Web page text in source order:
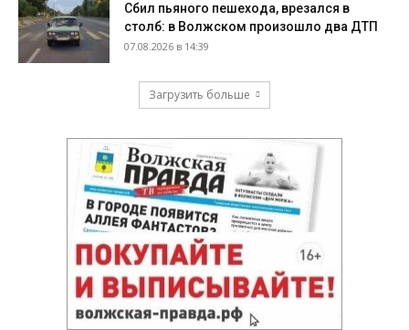
Сбил пьяного пешехода, врезался в
столб: в Волжском произошло два ДТП
07.08.2026 в 14:39
Загрузить больше